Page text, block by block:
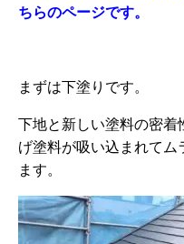
ちらのページです。
まずは下塗りです。
下地と新しい塗料の密着
げ塗料が吸い込まれて
ます。